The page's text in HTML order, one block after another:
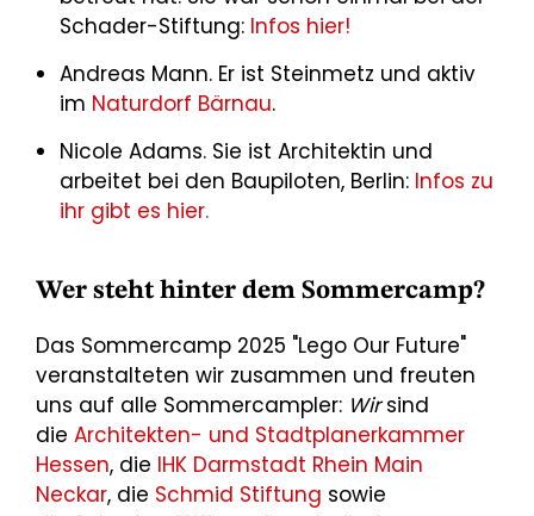
Schader-Stiftung: Infos hier!
Andreas Mann. Er ist Steinmetz und aktiv
im Naturdorf Bärnau.
Nicole Adams. Sie ist Architektin und
arbeitet bei den Baupiloten, Berlin: Infos zu
ihr gibt es hier.
Wer steht hinter dem Sommercamp?
Das Sommercamp 2025 "Lego Our Future"
veranstalteten wir zusammen und freuten
uns auf alle Sommercampler: Wirsind
die Architekten- und Stadtplanerkammer
Hessen, die IHK Darmstadt Rhein Main
Neckar, die Schmid Stiftung sowie